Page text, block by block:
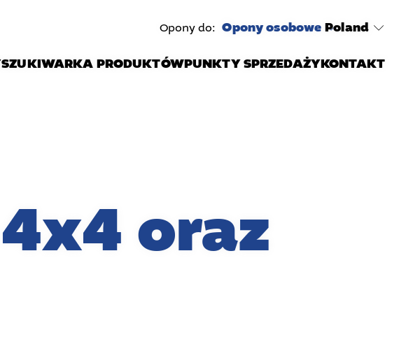
Opony do: Opony osobowe Poland
PRODUKTÓWPUNKTY SPRZEDAŻYKONTAKT
oraz